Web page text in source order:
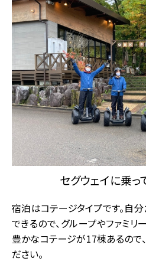
セグウェイに乗
宿泊はコテージタイプです。自
できるので、グループやファミ
豊かなコテージが17棟あるので
ださい。